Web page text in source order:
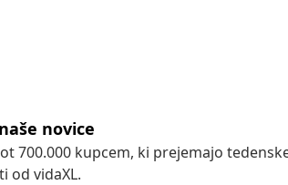
novice
700.000 kupcem, ki prejemajo
od vidaXL.